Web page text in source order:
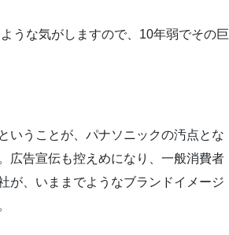
うな気がしますので、10年弱でその巨
いうことが、パナソニックの汚点とな
広告宣伝も控えめになり、一般消費者
が、いままでようなブランドイメージ